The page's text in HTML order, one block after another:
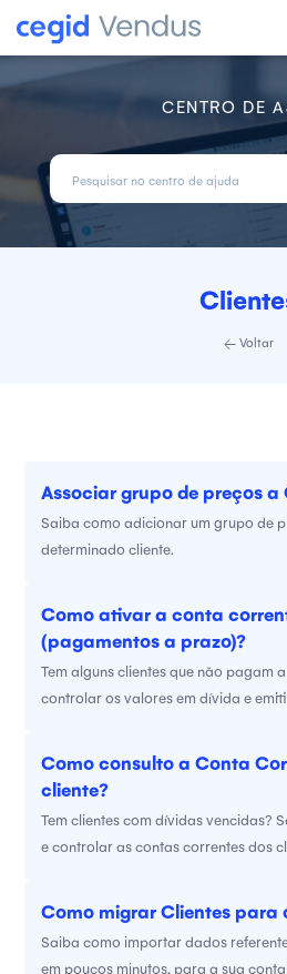
CENTRO DE
Voltar
Associar grupo de preços a
Saiba como adicionar um grupo de
determinado cliente.
Como ativar a conta
(pagamentos a prazo)?
Tem alguns clientes que não pagam
controlar os valores em dívida e
Como consulto a Conta
cliente?
Tem clientes com dívidas vencidas?
e controlar as contas correntes dos
Como migrar Clientes para
Saiba como importar dados
em poucos minutos, para a sua conta